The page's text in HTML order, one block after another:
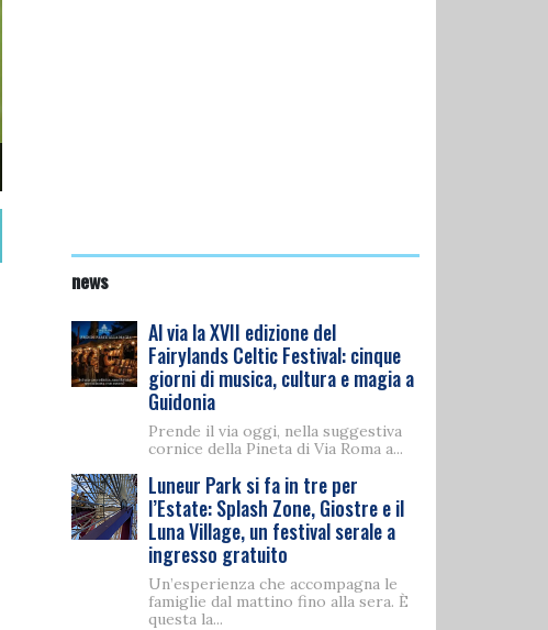
news
Al via la XVII edizione del
Fairylands Celtic Festival: cinque
giorni di musica, cultura e magia a
Guidonia
Prende il via oggi, nella suggestiva
cornice della Pineta di Via Roma a...
Luneur Park si fa in tre per
l’Estate: Splash Zone, Giostre e il
Luna Village, un festival serale a
ingresso gratuito
Un’esperienza che accompagna le
famiglie dal mattino fino alla sera. È
questa la...